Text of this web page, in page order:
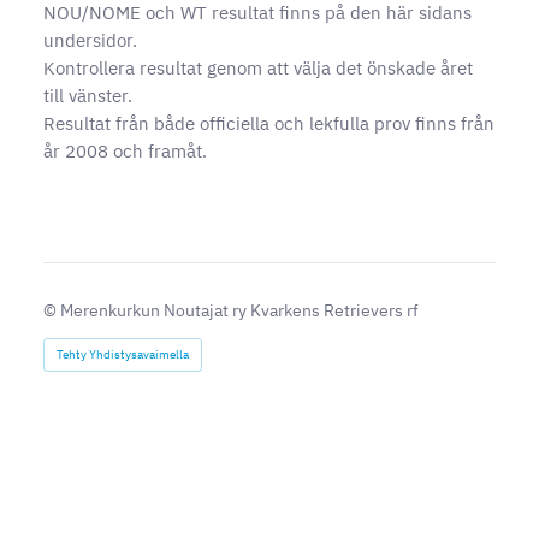
NOU/NOME och WT resultat finns på den här sidans
undersidor.
Kontrollera resultat genom att välja det önskade året
till vänster.
Resultat från både officiella och lekfulla prov finns från
år 2008 och framåt.
© Merenkurkun Noutajat ry Kvarkens Retrievers rf
Tehty Yhdistysavaimella